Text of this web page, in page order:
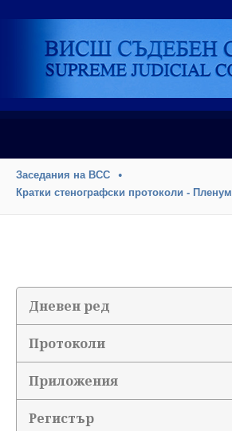
Заседания на ВСС
Кратки стенографски протоколи - Пленум
Дневен ред
Протоколи
Приложения
Регистър